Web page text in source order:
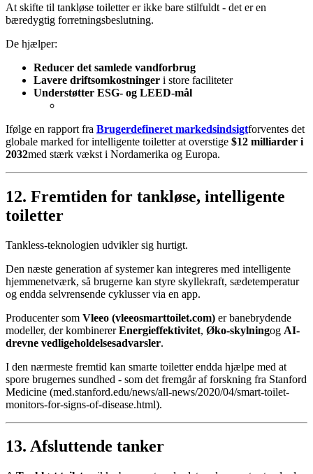
At skifte til tankløse toiletter er ikke bare stilfuldt - det er en
bæredygtig forretningsbeslutning.
De hjælper:
Reducer det samlede vandforbrug
Lavere driftsomkostninger i store faciliteter
Understøtter ESG- og LEED-mål
Ifølge en rapport fra Brugerdefineret markedsindsigtforventes det
globale marked for intelligente toiletter at overstige $12 milliarder i
2032med stærk vækst i Nordamerika og Europa.
12. Fremtiden for tankløse, intelligente
toiletter
Tankless-teknologien udvikler sig hurtigt.
Den næste generation af systemer kan integreres med intelligente
hjemmenetværk, så brugerne kan styre skyllekraft, sædetemperatur
og endda selvrensende cyklusser via en app.
Producenter som Vleeo (vleeosmarttoilet.com) er banebrydende
modeller, der kombinererEnergieffektivitet, Øko-skylningog AI-
drevne vedligeholdelsesadvarsler.
I den nærmeste fremtid kan smarte toiletter endda hjælpe med at
spore brugernes sundhed - som det fremgår af forskning fra Stanford
Medicine (med.stanford.edu/news/all-news/2020/04/smart-toilet-
monitors-for-signs-of-disease.html).
13. Afsluttende tanker